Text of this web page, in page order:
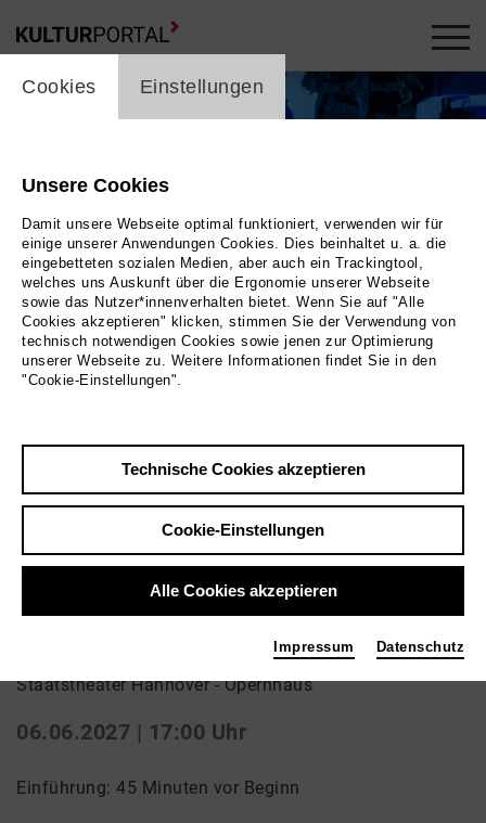
Zurück|Übersicht
Oper
Lohengrin
Staatstheater Hannover - Opernhaus
06.06.2027 | 17:00 Uhr
Einführung: 45 Minuten vor Beginn
cookie_layer
Cookies Einstellungen
Unsere Cookies
Damit unsere Webseite optimal funktioniert, verwenden wir für
einige unserer Anwendungen Cookies. Dies beinhaltet u. a. die
eingebetteten sozialen Medien, aber auch ein Trackingtool,
welches uns Auskunft über die Ergonomie unserer Webseite
sowie das Nutzer*innenverhalten bietet. Wenn Sie auf "Alle
Cookies akzeptieren" klicken, stimmen Sie der Verwendung von
technisch notwendigen Cookies sowie jenen zur Optimierung
unserer Webseite zu. Weitere Informationen findet Sie in den
"Cookie-Einstellungen".
Technische Cookies akzeptieren
Cookie-Einstellungen
Alle Cookies akzeptieren
Impressum Datenschutz